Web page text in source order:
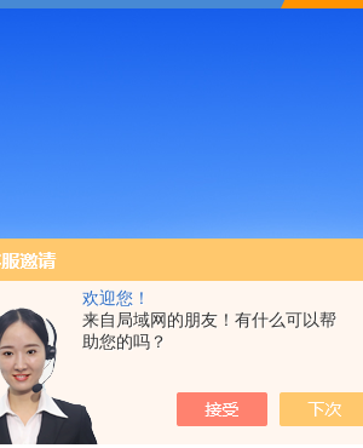
欢迎您！
来自局域网的朋友！有什么可以帮
助您的吗？